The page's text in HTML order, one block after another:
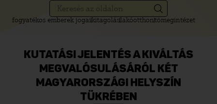
fogyatékos emberek jogaikitagoláslakóotthontömegintézet
KUTATÁSI JELENTÉS A KIVÁLTÁS
MEGVALÓSULÁSÁRÓL KÉT
MAGYARORSZÁGI HELYSZÍN
TÜKRÉBEN